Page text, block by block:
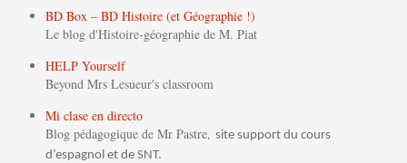
BD Box – BD Histoire (et Géographie !)
Le blog d'Histoire-géographie de M. Piat
HELP Yourself
Beyond Mrs Lesueur's classroom
Mi clase en directo
Blog pédagogique de Mr Pastre, site support du cours
d’espagnol et de SNT.